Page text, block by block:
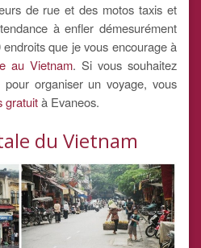
de rue et des motos taxis et
à enfler démesurément
que je vous encourage à
au Vietnam. Si vous souhaitez
organiser un voyage, vous
gratuità Evaneos.
du Vietnam